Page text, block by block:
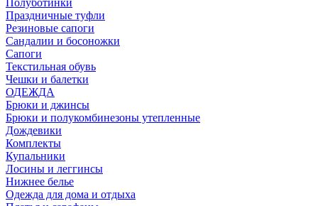
Полуботинки
Праздничные туфли
Резиновые сапоги
Сандалии и босоножки
Сапоги
Текстильная обувь
Чешки и балетки
ОДЕЖДА
Брюки и джинсы
Брюки и полукомбинезоны утепленные
Дождевики
Комплекты
Купальники
Лосины и леггинсы
Нижнее белье
Одежда для дома и отдыха